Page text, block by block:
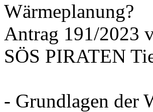
Wärmeplanung?
Antrag 191/2023
SÖS PIRATEN
- Grundlagen der